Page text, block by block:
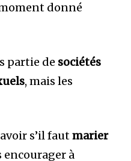
donné
partie de sociétés
, mais les
s’il fautmarier
encourager à